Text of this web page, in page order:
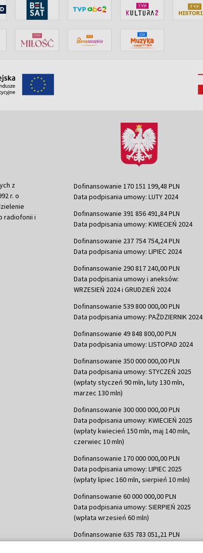
z
r. o
radiofonii i
Dofinansowanie 170 151 199,48 PLN
Data podpisania umowy: LUTY 2024
Dofinansowanie 391 856 491,84 PLN
Data podpisania umowy: KWIECIEŃ 2024
Dofinansowanie 237 754 754,24 PLN
Data podpisania umowy: LIPIEC 2024
Dofinansowanie 290 817 240,00 PLN
Data podpisania umowy i aneksów:
WRZESIEŃ 2024 i GRUDZIEŃ 2024
Dofinansowanie 539 800 000,00 PLN
Data podpisania umowy: PAŹDZIERNIK 2024
Dofinansowanie 49 848 800,00 PLN
Data podpisania umowy: LISTOPAD 2024
Dofinansowanie 350 000 000,00 PLN
Data podpisania umowy: STYCZEŃ 2025
(wpłaty styczeń 90 mln, luty 130 mln,
marzec 130 mln)
Dofinansowanie 300 000 000,00 PLN
Data podpisania umowy: KWIECIEŃ 2025
(wpłaty kwiecień 150 mln, maj 140 mln,
czerwiec 10 mln)
Dofinansowanie 170 000 000,00 PLN
Data podpisania umowy: LIPIEC 2025
(wpłaty lipiec 160 mln, sierpień 10 mln)
Dofinansowanie 60 000 000,00 PLN
Data podpisania umowy: SIERPIEŃ 2025
(wpłata wrzesień 60 mln)
Dofinansowanie 635 783 051,21 PLN